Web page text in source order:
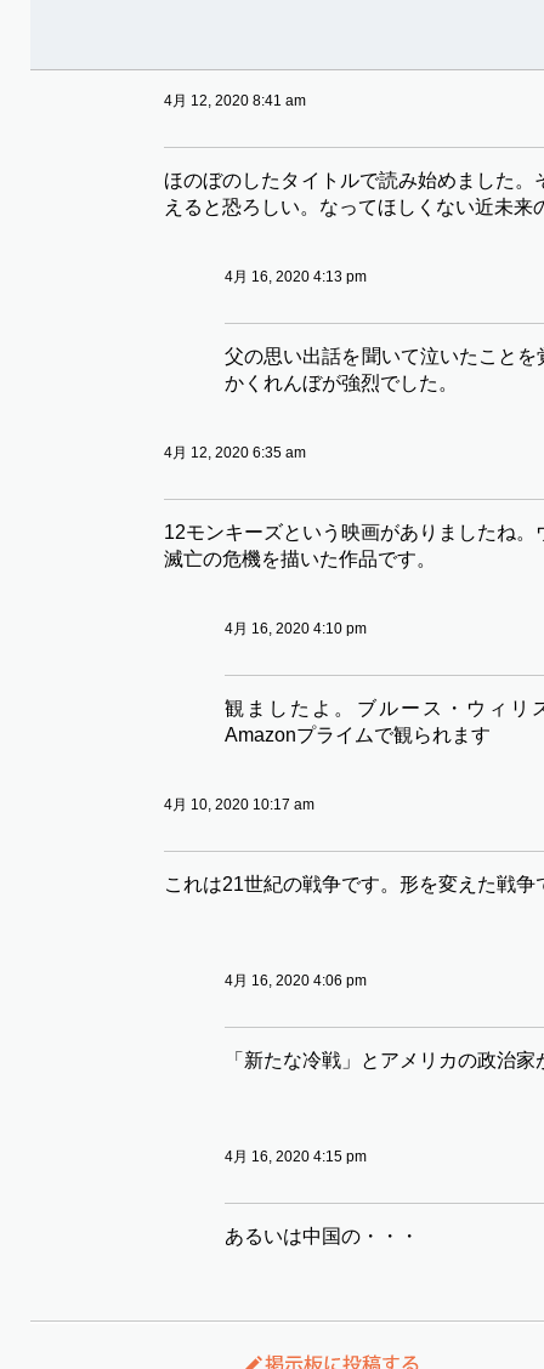
4月 12, 2020 8:41 am
ほのぼのしたタイトルで読み始めました。
えると恐ろしい。なってほしくない近未来
4月 16, 2020 4:13 pm
父の思い出話を聞いて泣いたこと
かくれんぼが強烈でした。
4月 12, 2020 6:35 am
12モンキーズという映画がありましたね。
滅亡の危機を描いた作品です。
4月 16, 2020 4:10 pm
観ましたよ。ブルース・ウィリ
Amazonプライムで観られます
4月 10, 2020 10:17 am
これは21世紀の戦争です。形を変えた戦争
4月 16, 2020 4:06 pm
「新たな冷戦」とアメリカの政治家
4月 16, 2020 4:15 pm
あるいは中国の・・・